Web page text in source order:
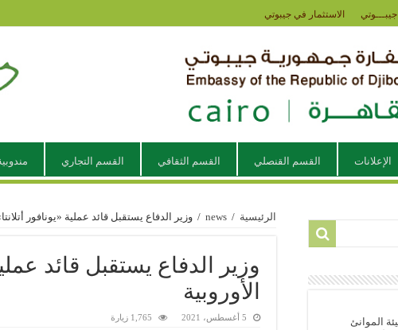
الاستثمار في جيبوتي
الإعلانات القسم القنصلي القسم الثقافي القسم التجاري
الرئيسية /
news
/ وزير الدفاع يستقبل قائد عملية «يونافور
وزير الدفاع يستقبل قائد
الأوروبية
5 أغسطس، 2021 1,765 زيارة
الموانئ